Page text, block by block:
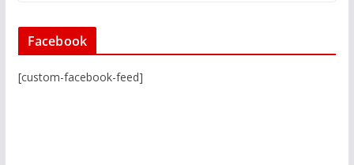
Facebook
[custom-facebook-feed]